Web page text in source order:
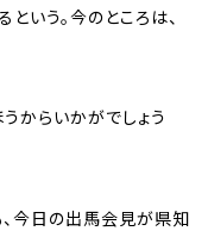
いう。今のところは、
うからいかがでしょう
、今日の出馬会見が県知